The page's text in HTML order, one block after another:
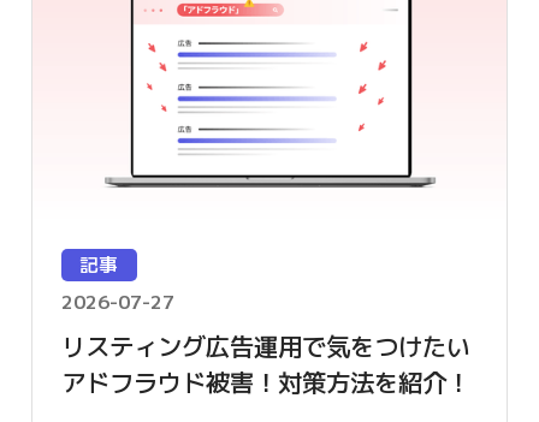
記事
2026-07-27
リスティング広告運用で気をつけたい
アドフラウド被害！対策方法を紹介！